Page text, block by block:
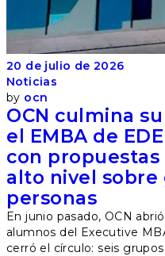
20 de julio de 2026
Noticias
by ocn
OCN culmina
el EMBA de
con propuestas
alto nivel sobre
personas
En junio pasado, OCN
alumnos del Executive
cerró el círculo: seis